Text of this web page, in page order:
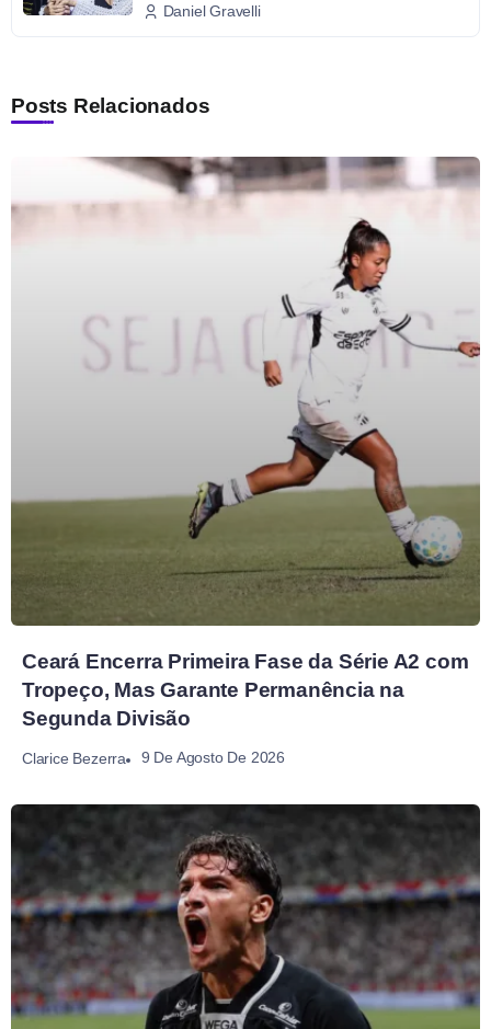
Daniel Gravelli
Posts Relacionados
Ceará Encerra Primeira Fase da Série A2 com
Tropeço, Mas Garante Permanência na
Segunda Divisão
Clarice Bezerra 9 De Agosto De 2026